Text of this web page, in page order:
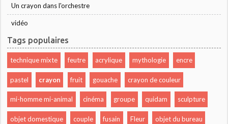
Un crayon dans l'orchestre
vidéo
Tags populaires
technique mixte feutre acrylique mythologie encre
pastel crayon fruit gouache crayon de couleur
mi-homme mi-animal cinéma groupe quidam sculpture
objet domestique couple fusain Fleur objet du bureau